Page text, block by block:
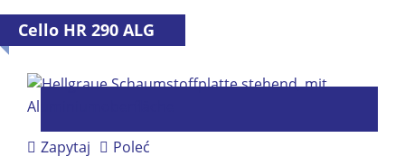
Cello HR 290 ALG
Zapytaj Poleć